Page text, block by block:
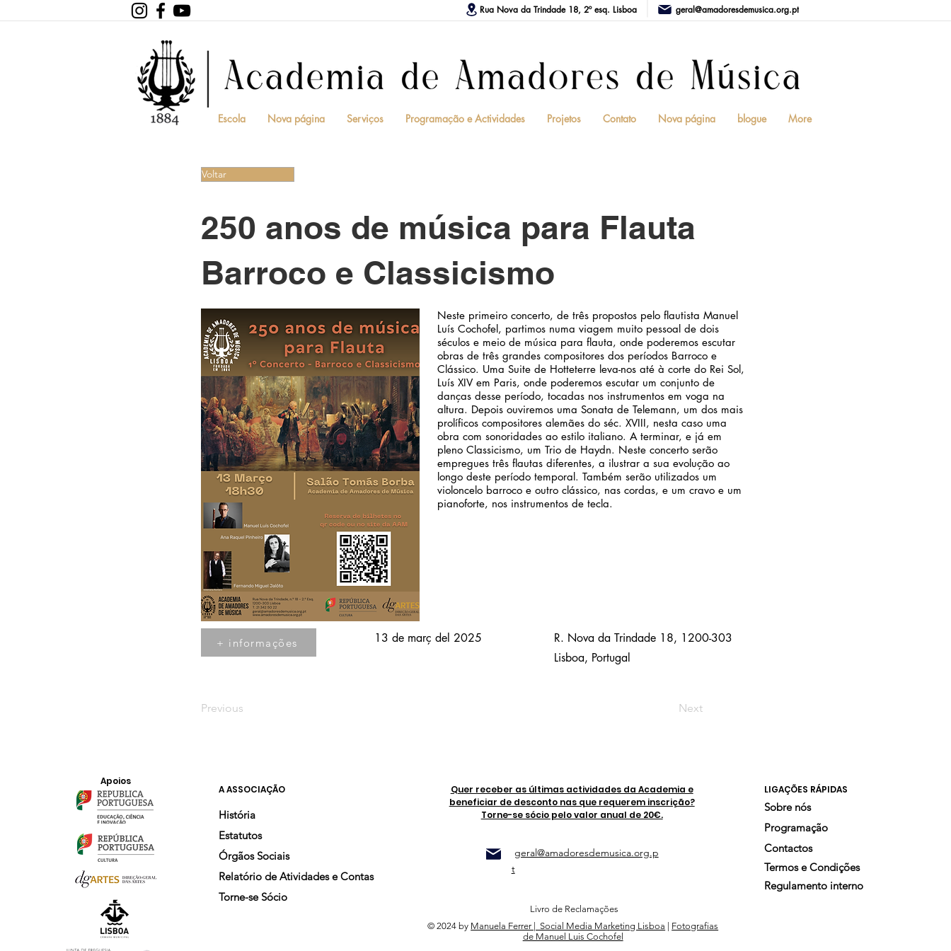
Escola Nova página Serviços Programação e Actividades Projetos Contato Nova página blogue More
Rua Nova da Trindade 18, 2º esq. Lisboa geral@amadoresdemusica.org.pt
Voltar
250 anos de música para Flauta
Barroco e Classicismo
Neste primeiro concerto, de três propostos pelo flautista Manuel
Luís Cochofel, partimos numa viagem muito pessoal de dois
séculos e meio de música para flauta, onde poderemos escutar
obras de três grandes compositores dos períodos Barroco e
Clássico. Uma Suite de Hotteterre leva-nos até à corte do Rei Sol,
Luís XIV em Paris, onde poderemos escutar um conjunto de
danças desse período, tocadas nos instrumentos em voga na
altura. Depois ouviremos uma Sonata de Telemann, um dos mais
prolíficos compositores alemães do séc. XVIII, nesta caso uma
obra com sonoridades ao estilo italiano. A terminar, e já em
pleno Classicismo, um Trio de Haydn. Neste concerto serão
empregues três flautas diferentes, a ilustrar a sua evolução ao
longo deste período temporal. Também serão utilizados um
violoncelo barroco e outro clássico, nas cordas, e um cravo e um
pianoforte, nos instrumentos de tecla.
+ informações 13 de març del 2025
R. Nova da Trindade 18, 1200-303
Lisboa, Portugal
Previous Next
Apoios
A ASSOCIAÇÃO
História
Estatutos
Órgãos Sociais
Relatório de Atividades e Contas
Torne-se Sócio
Quer receber as últimas actividades da Academia e
beneficiar de desconto nas que requerem inscrição?
Torne-se sócio pelo valor anual de 20€.
geral@amadoresdemusica.org.p
t
Livro de Reclamações
© 2024 by Manuela Ferrer | Social Media Marketing Lisboa
Fotografias
de Manuel Luis Cochofel
LIGAÇÕES RÁPIDAS
Sobre nós
Programação
Contactos
Termos e Condições
Regulamento interno